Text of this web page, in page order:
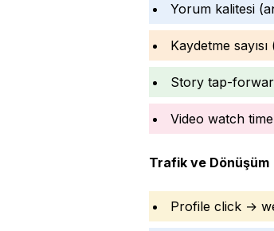
Yorum kalitesi
Kaydetme
Story tap-
Video watch
Trafik ve Dönüşüm
Profile click →